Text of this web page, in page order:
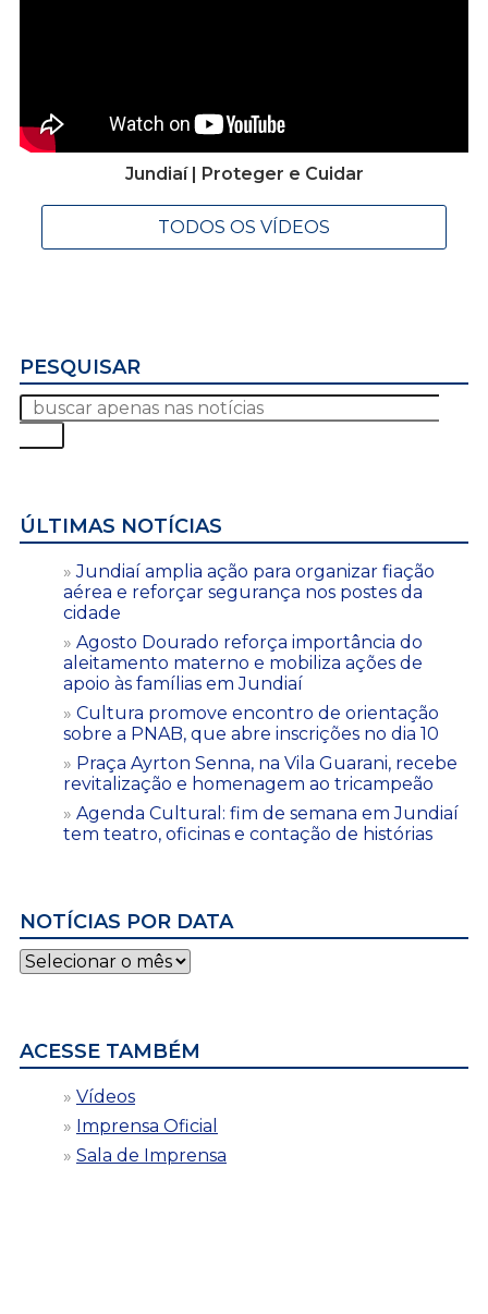
Jundiaí | Proteger e Cuidar
TODOS OS VÍDEOS
PESQUISAR
ÚLTIMAS NOTÍCIAS
Jundiaí amplia ação para organizar fiação
aérea e reforçar segurança nos postes da
cidade
Agosto Dourado reforça importância do
aleitamento materno e mobiliza ações de
apoio às famílias em Jundiaí
Cultura promove encontro de orientação
sobre a PNAB, que abre inscrições no dia 10
Praça Ayrton Senna, na Vila Guarani, recebe
revitalização e homenagem ao tricampeão
Agenda Cultural: fim de semana em Jundiaí
tem teatro, oficinas e contação de histórias
NOTÍCIAS POR DATA
Notícias
por
ACESSE TAMBÉM
Vídeos
Imprensa Oficial
Sala de Imprensa